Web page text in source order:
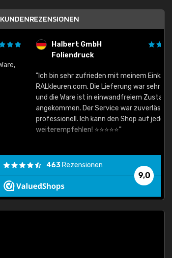
KUNDENREZENSIONEN
Halbert GmbH
Foliendruck
"Ich bin sehr zufrieden mit meinem Einkauf bei
RALkleuren.com. Die Lieferung war sehr schnell
und die Ware ist in einwandfreiem Zustand
angekommen. Der Service war zuverlässig und
professionell. Ich kann den Shop auf jeden Fall
weiterempfehlen! ⭐⭐⭐⭐⭐"
9,0
463 Rezensionen